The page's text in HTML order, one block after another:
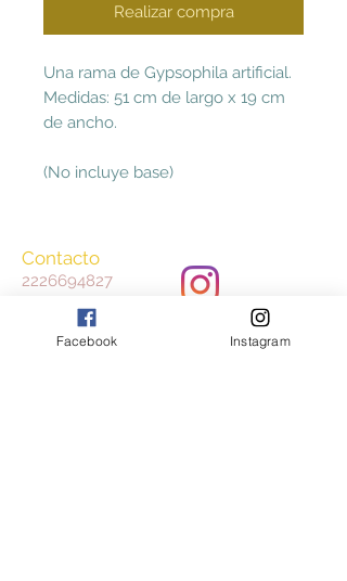
Realizar compra
Una rama de Gypsophila artificial.
Medidas: 51 cm de largo x 19 cm
de ancho.
(No incluye base)
Contacto
2226694827
ccasayestilo@gmail.
Facebook Instagram